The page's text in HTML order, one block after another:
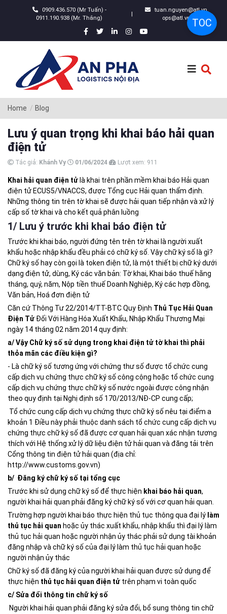
0909.436.570 (Mr Tuấn) -
0911.190.938 (Mr. Thắng)
|
tuan.nguyen@atl.vn,
ops@atl.vn
Home Blog
Lưu ý quan trọng khi khai báo hải quan
điện tử
Tác giả: Khánh Vy 01/06/2024 Lượt xem: 911
TOC
Khai hải quan điện tử là khai trên phần mềm khai báo Hải quan
điện tử ECUS5/VNACCS, được Tổng cục Hải quan thẩm định.
Những thông tin trên tờ khai sẽ được hải quan tiếp nhận và xử lý
cấp số tờ khai và cho kết quả phân luồng
1/ Lưu ý trước khi khai báo điện tử
Trước khi khai báo, người đứng tên trên tờ khai là người xuất
khẩu hoặc nhập khẩu đều phải có chữ ký số. Vậy chữ ký số là gì?
Chữ ký số hay còn gọi là token điện tử, là một thiết bị chữ ký dưới
dạng điện tử, dùng, Ký các văn bản: Tờ khai, Khai báo thuế hằng
tháng, quý, năm, Nộp tiền thuế Doanh Nghiệp, Ký các hợp đồng,
Văn bản, Hoá đơn điện tử
Căn cứ Thông Tư 22/2014/TT-BTC Quy Định Thủ Tục Hải Quan
Điện Tử Đối Với Hàng Hóa Xuất Khẩu, Nhập Khẩu Thương Mại
ngày 14 tháng 02 năm 2014 quy định:
a/ Vậy Chữ ký số sử dụng trong khai điện tử tờ khai thì phải
thỏa mãn các điều kiện gì?
- Là chữ ký số tương ứng với chứng thư số được tổ chức cung
cấp dịch vụ chứng thực chữ ký số công cộng hoặc tổ chức cung
cấp dịch vụ chứng thực chữ ký số nước ngoài được công nhận
theo quy định tại Nghị định số 170/2013/NĐ-CP cung cấp;
Tổ chức cung cấp dịch vụ chứng thực chữ ký số nêu tại điểm a
khoản 1 Điều này phải thuộc danh sách tổ chức cung cấp dịch vụ
chứng thực chữ ký số đã được cơ quan hải quan xác nhận tương
thích với Hệ thống xử lý dữ liệu điện tử hải quan và đăng tải trên
Cổng thông tin điện tử hải quan (địa chỉ:
http://www.customs.gov.vn)
b/ Đăng ký chữ ký số tại tổng cục
Trước khi sử dụng chữ ký số để thực hiện khai báo hải quan,
người khai hải quan phải đăng ký chữ ký số với cơ quan hải quan.
Trường hợp người khai báo thực hiện thủ tục thông qua đại lý làm
thủ tục hải quan hoặc ủy thác xuất khẩu, nhập khẩu thì đại lý làm
thủ tục hải quan hoặc người nhận ủy thác phải sử dụng tài khoản
đăng nhập và chữ ký số của đại lý làm thủ tục hải quan hoặc
người nhận ủy thác
Chữ ký số đã đăng ký của người khai hải quan được sử dụng để
thực hiện thủ tục hải quan điện tử trên phạm vi toàn quốc
c/ Sửa đổi thông tin chữ ký số
Người khai hải quan phải đăng ký sửa đổi, bổ sung thông tin chữ